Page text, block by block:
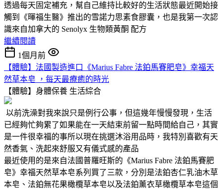
透過每天固定補充，幫自己維持比較好的生活狀態最近開始接
觸到《暉福生醫》推出的雪諾力思素食膠囊，也是我第一次認
識來自加拿大的 Senolyx 生物類黃酮 配方
繼續閱讀
1個月前
【體驗】法國製造進口《Marius Fabre 法鉑馬賽肥皂》幸福天
然草本皂 ，每天最療癒的時光
【體驗】身體保養 生活綜合
以前洗澡對我來說只是例行公事，但這幾年慢慢發現，生活
已經夠忙夠累了如果能在一天結束前留一點時間給自己，其實
是一件很幸福的事所以現在挑選沐浴用品時，我特別喜歡有天
然香氣、洗起來舒服又有儀式感的產品
最近使用的是來自法國普羅旺斯的《Marius Fabre 法鉑馬賽肥
皂》幸福天然草本皂系列買了三款，分別是法鉑杏仁乳油木草
本皂、法鉑無花果橄欖草本皂以及法鉑薰衣草橄欖草本皂這個